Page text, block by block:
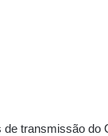
de transmissão do